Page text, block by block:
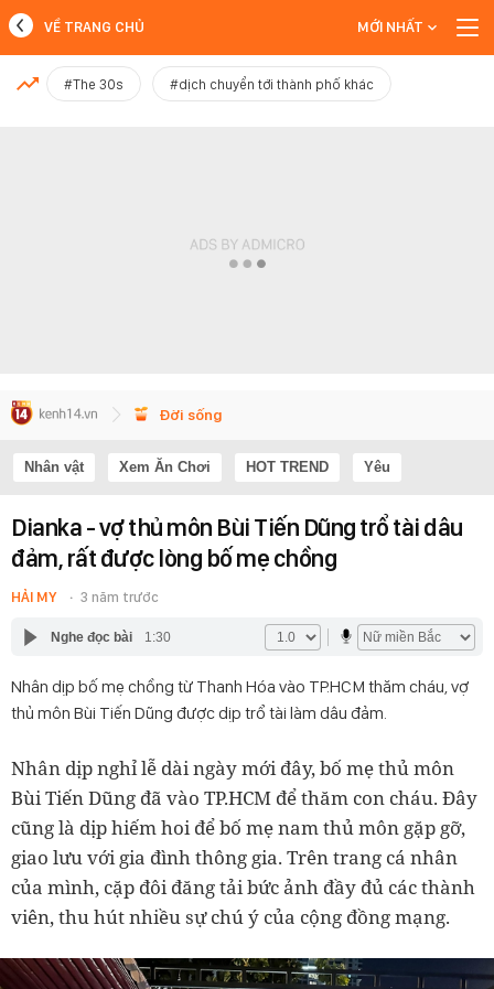
MỚI NHẤT
VỀ TRANG CHỦ MỚI NHẤT
#The 30s #dịch chuyển tới thành phố khác
Đời sống
Nhân vật Xem Ăn Chơi HOT TREND Yêu
Dianka - vợ thủ môn Bùi Tiến Dũng trổ tài dâu
đảm, rất được lòng bố mẹ chồng
HẢI MY 3 năm trước
Nghe đọc bài 1:30
Nhân dịp bố mẹ chồng từ Thanh Hóa vào TP.HCM thăm cháu, vợ
thủ môn Bùi Tiến Dũng được dịp trổ tài làm dâu đảm.
Nhân dịp nghỉ lễ dài ngày mới đây, bố mẹ thủ môn
Bùi Tiến Dũng đã vào TP.HCM để thăm con cháu. Đây
cũng là dịp hiếm hoi để bố mẹ nam thủ môn gặp gỡ,
giao lưu với gia đình thông gia. Trên trang cá nhân
của mình, cặp đôi đăng tải bức ảnh đầy đủ các thành
viên, thu hút nhiều sự chú ý của cộng đồng mạng.